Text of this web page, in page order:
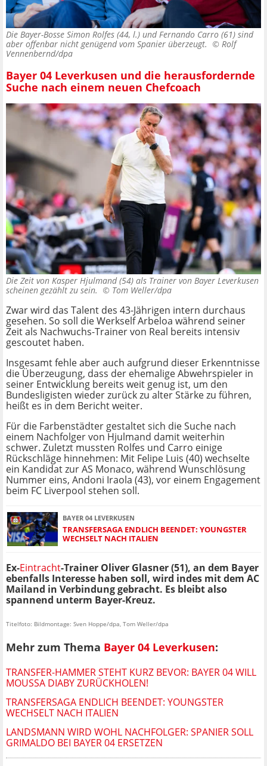
Die Bayer-Bosse Simon Rolfes (44, l.) und Fernando Carro (61) sind
aber offenbar nicht genügend vom Spanier überzeugt. © Rolf
Vennenbernd/dpa
Bayer 04 Leverkusen und die herausfordernde
Suche nach einem neuen Chefcoach
Die Zeit von Kasper Hjulmand (54) als Trainer von Bayer Leverkusen
scheinen gezählt zu sein. © Tom Weller/dpa
Zwar wird das Talent des 43-Jährigen intern durchaus
gesehen. So soll die Werkself Arbeloa während seiner
Zeit als Nachwuchs-Trainer von Real bereits intensiv
gescoutet haben.
Insgesamt fehle aber auch aufgrund dieser Erkenntnisse
die Überzeugung, dass der ehemalige Abwehrspieler in
seiner Entwicklung bereits weit genug ist, um den
Bundesligisten wieder zurück zu alter Stärke zu führen,
heißt es in dem Bericht weiter.
Für die Farbenstädter gestaltet sich die Suche nach
einem Nachfolger von Hjulmand damit weiterhin
schwer. Zuletzt mussten Rolfes und Carro einige
Rückschläge hinnehmen: Mit Felipe Luis (40) wechselte
ein Kandidat zur AS Monaco, während Wunschlösung
Nummer eins, Andoni Iraola (43), vor einem Engagement
beim FC Liverpool stehen soll.
BAYER 04 LEVERKUSEN
TRANSFERSAGA ENDLICH BEENDET: YOUNGSTER
WECHSELT NACH ITALIEN
Ex-Eintracht-Trainer Oliver Glasner (51), an dem Bayer
ebenfalls Interesse haben soll, wird indes mit dem AC
Mailand in Verbindung gebracht. Es bleibt also
spannend unterm Bayer-Kreuz.
Titelfoto: Bildmontage: Sven Hoppe/dpa, Tom Weller/dpa
Mehr zum Thema Bayer 04 Leverkusen:
TRANSFER-HAMMER STEHT KURZ BEVOR: BAYER 04 WILL
MOUSSA DIABY ZURÜCKHOLEN!
TRANSFERSAGA ENDLICH BEENDET: YOUNGSTER
WECHSELT NACH ITALIEN
LANDSMANN WIRD WOHL NACHFOLGER: SPANIER SOLL
GRIMALDO BEI BAYER 04 ERSETZEN